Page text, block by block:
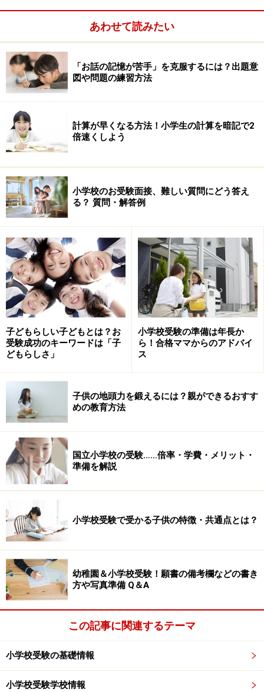
す。理由を聞いてみました。
A君「B君が自動車を取った！」
B君「A君がずっと遊んでいて『貸して』って言っても貸
してくれない！」
どうやら玩具の取り合いでけんかになったようです。こ
の場合B君に「だからと言って無理やり取るのは良くな
いよ」と言い聞かせてもB君の不満は解消しません。ま
なります。
もし二人がお互いの気持ちを察することができる子な
ら、そもそもこのケンカは起きなかったでしょう。では
B君が共感性の強い子だったらどうなったでしょうか。
「A君に自動車を貸してと言ったけど聞いてくれない。
でも僕も自動車で遊びたい。無理やり取ったらケンカに
なる。じゃあ僕が遊んでいる電車の玩具も使って一緒に
遊ぼうって言ってみようか」とB君は考えました。そこ
でB君は次のようにA君に言いました。
「A君、僕の電車と君の自動車で競争しない？それで次
は電車と自動車を取替えっこして、また競争しようよ」
この提案にはA君も大喜びで飛びついて、二人で仲良く
遊びました。
B君が相手の気持ちを考えて、ケンカにならない別の遊
育っている子どもは、行動を柔軟に変えることができま
す。
共感性を育てるには、どのように働きかけたらいいので
あわせて読みたい
「お話の記憶が苦手」を克服するには？出題意
図や問題の練習方法
計算が早くなる方法！小学生の計算を暗記で2
倍速くしよう
小学校のお受験面接、難しい質問にどう答え
る？ 質問・解答例
子どもらしい子どもとは？お
受験成功のキーワードは「子
どもらしさ」
小学校受験の準備は年長か
ら！合格ママからのアドバイ
ス
子供の地頭力を鍛えるには？親ができるおすす
めの教育方法
国立小学校の受験……倍率・学費・メリット・
準備を解説
小学校受験で受かる子供の特徴・共通点とは？
幼稚園＆小学校受験！願書の備考欄などの書き
方や写真準備 Q＆A
この記事に関連するテーマ
小学校受験の基礎情報
小学校受験学校情報